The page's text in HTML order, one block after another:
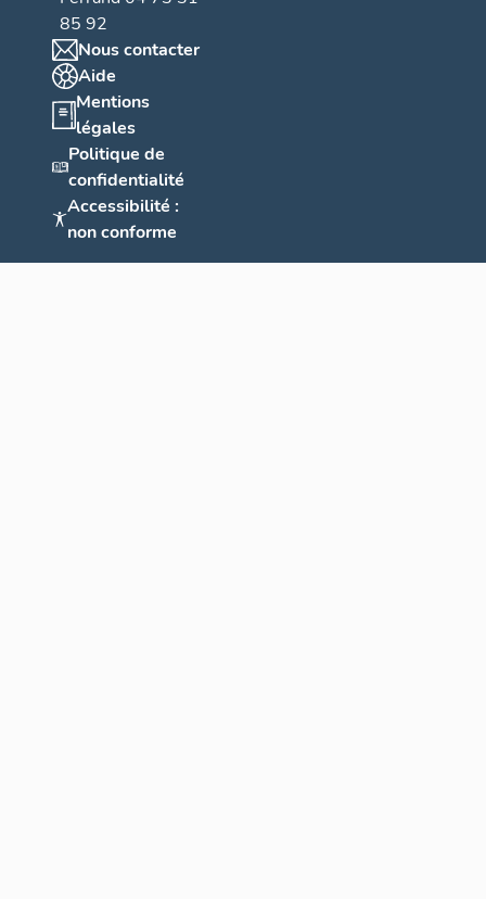
85 92
Nous contacter
Aide
Mentions
légales
Politique de
confidentialité
Accessibilité :
non conforme